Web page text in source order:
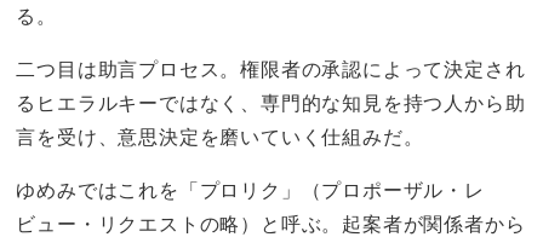
る。
二つ目は助言プロセス。権限者の承認によって決定され
るヒエラルキーではなく、専門的な知見を持つ人から助
言を受け、意思決定を磨いていく仕組みだ。
ゆめみではこれを「プロリク」（プロポーザル・レ
ビュー・リクエストの略）と呼ぶ。起案者が関係者から